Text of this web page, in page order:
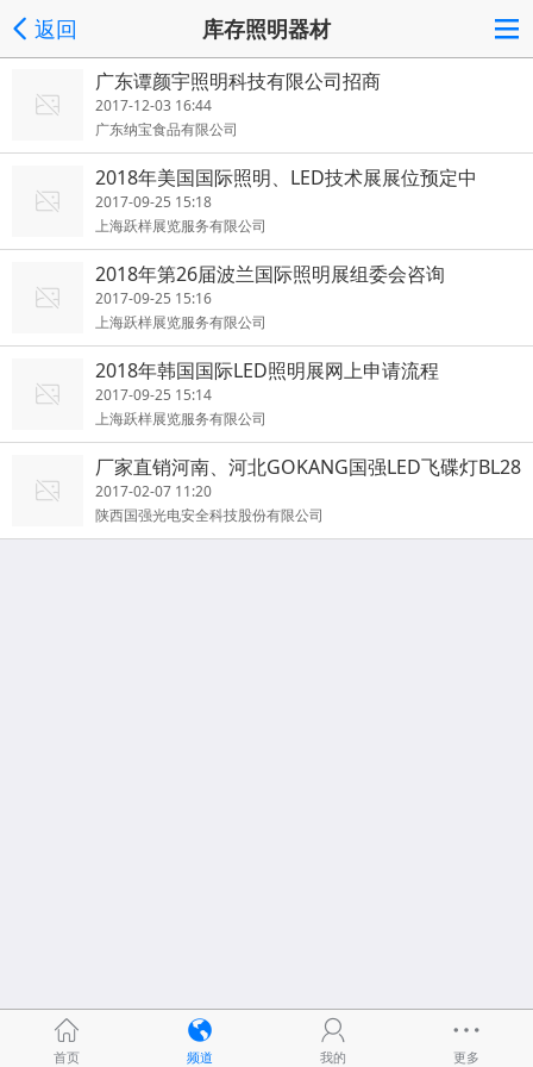
返回 库存照明器材
广东谭颜宇照明科技有限公司招商
2017-12-03 16:44
广东纳宝食品有限公司
2018年美国国际照明、LED技术展展位预定中
2017-09-25 15:18
上海跃样展览服务有限公司
2018年第26届波兰国际照明展组委会咨询
2017-09-25 15:16
上海跃样展览服务有限公司
2018年韩国国际LED照明展网上申请流程
2017-09-25 15:14
上海跃样展览服务有限公司
厂家直销河南、河北GOKANG国强LED飞碟灯BL28
W-A
2017-02-07 11:20
陕西国强光电安全科技股份有限公司
首页 频道 我的 更多